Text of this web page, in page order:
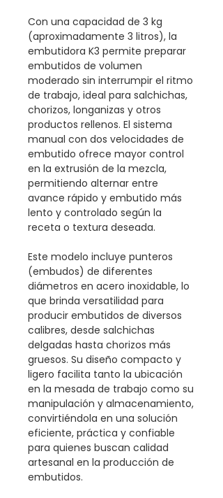
Con una capacidad de 3 kg
(aproximadamente 3 litros), la
embutidora K3 permite preparar
embutidos de volumen
moderado sin interrumpir el ritmo
de trabajo, ideal para salchichas,
chorizos, longanizas y otros
productos rellenos. El sistema
manual con dos velocidades de
embutido ofrece mayor control
en la extrusión de la mezcla,
permitiendo alternar entre
avance rápido y embutido más
lento y controlado según la
receta o textura deseada.
Este modelo incluye punteros
(embudos) de diferentes
diámetros en acero inoxidable, lo
que brinda versatilidad para
producir embutidos de diversos
calibres, desde salchichas
delgadas hasta chorizos más
gruesos. Su diseño compacto y
ligero facilita tanto la ubicación
en la mesada de trabajo como su
manipulación y almacenamiento,
convirtiéndola en una solución
eficiente, práctica y confiable
para quienes buscan calidad
artesanal en la producción de
embutidos.